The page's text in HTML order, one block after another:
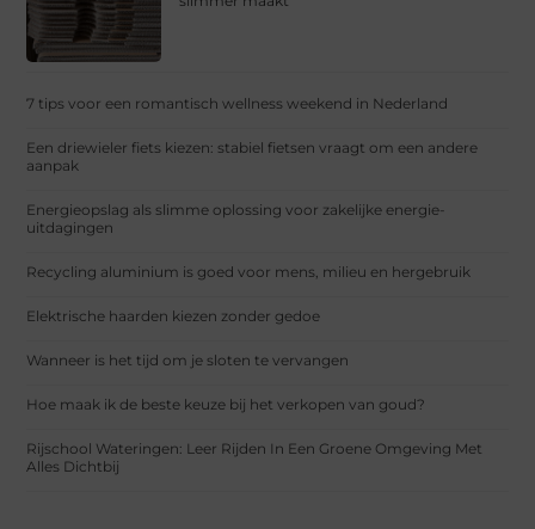
7 tips voor een romantisch wellness weekend in Nederland
Een driewieler fiets kiezen: stabiel fietsen vraagt om een andere
aanpak
Energieopslag als slimme oplossing voor zakelijke energie-
uitdagingen
Recycling aluminium is goed voor mens, milieu en hergebruik
Elektrische haarden kiezen zonder gedoe
Wanneer is het tijd om je sloten te vervangen
Hoe maak ik de beste keuze bij het verkopen van goud?
Rijschool Wateringen: Leer Rijden In Een Groene Omgeving Met
Alles Dichtbij